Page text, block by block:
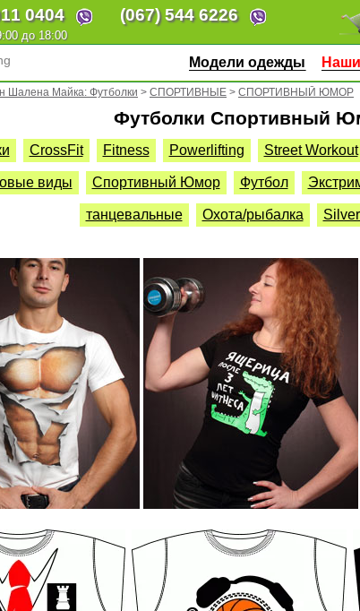
0404 (067)544 6226
до 18:00
Модели одежды
Шалена Майка: Футболки > СПОРТИВНЫЕ > СПОРТИВНЫЙ ЮМОР
Футболки Спортивный
CrossFit Fitness Powerlifting Street Workout
виды Спортивный Юмор Футбол
танцевальные Охота/рыбалка